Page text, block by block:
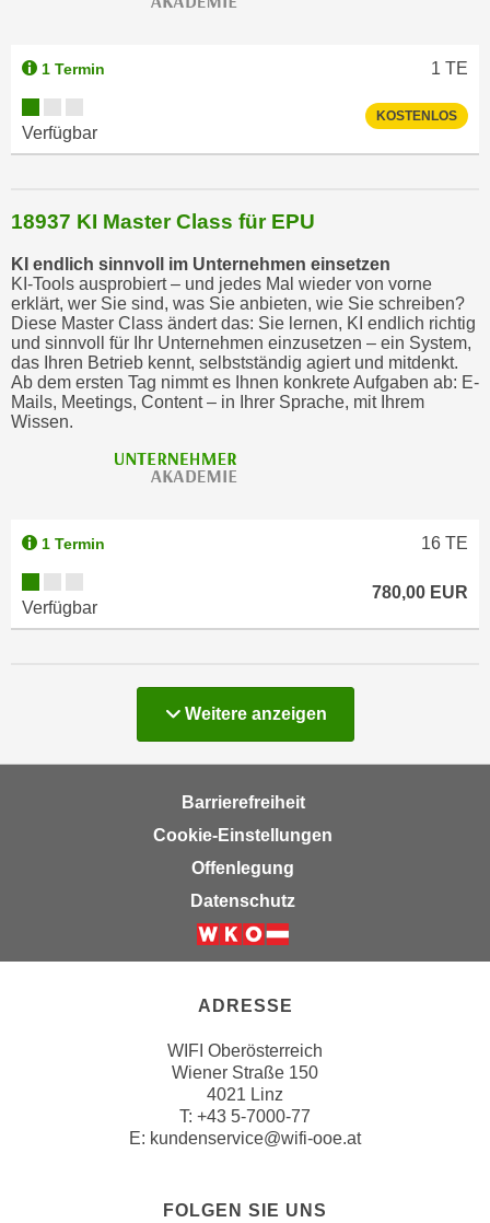
1 Termin 1 TE
Verfügbar
KOSTENLOS
18937 KI Master Class für EPU
KI endlich sinnvoll im Unternehmen einsetzen
KI-Tools ausprobiert – und jedes Mal wieder von vorne
erklärt, wer Sie sind, was Sie anbieten, wie Sie schreiben?
Diese Master Class ändert das: Sie lernen, KI endlich richtig
und sinnvoll für Ihr Unternehmen einzusetzen – ein System,
das Ihren Betrieb kennt, selbstständig agiert und mitdenkt.
Ab dem ersten Tag nimmt es Ihnen konkrete Aufgaben ab: E-
Mails, Meetings, Content – in Ihrer Sprache, mit Ihrem
Wissen.
1 Termin 16 TE
Verfügbar
780,00 EUR
Weitere anzeigen
Barrierefreiheit
Cookie-Einstellungen
Offenlegung
Datenschutz
ADRESSE
WIFI Oberösterreich
Wiener Straße 150
4021 Linz
T: +43 5-7000-77
E: kundenservice@wifi-ooe.at
FOLGEN SIE UNS